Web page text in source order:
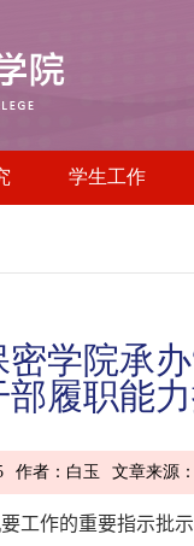
学生工作
学院承
履职能
作者：白玉 文章来源
工作的重要指示批